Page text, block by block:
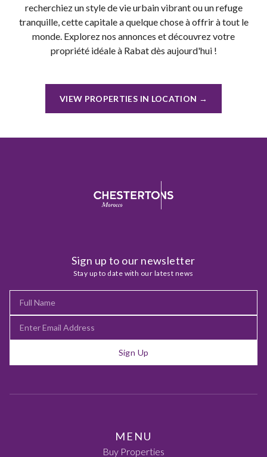
recherchiez un style de vie urbain vibrant ou un refuge
tranquille, cette capitale a quelque chose à offrir à tout le
monde. Explorez nos annonces et découvrez votre
propriété idéale à Rabat dès aujourd'hui !
VIEW PROPERTIES IN LOCATION →
Sign up to our newsletter
Stay up to date with our latest news
Sign Up
MENU
Buy Properties